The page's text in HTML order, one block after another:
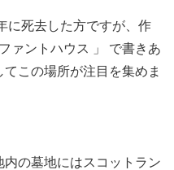
に死去した方ですが、作
ァントハウス 」 で書きあ
この場所が注目を集めま
の墓地にはスコットラン